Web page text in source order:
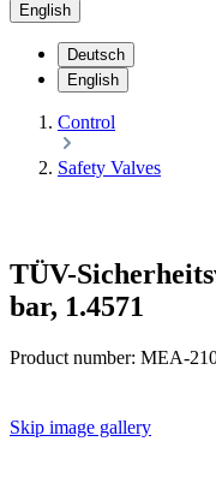
English
Deutsch
English
Control
Safety Valves
TÜV-
bar, 1.4571
Product number: MEA-
Skip image gallery